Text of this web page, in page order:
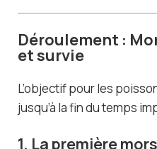
Déroulement : Morsures, handicaps
et survie
L’objectif pour les
jusqu’à la fin du temps
1. La première